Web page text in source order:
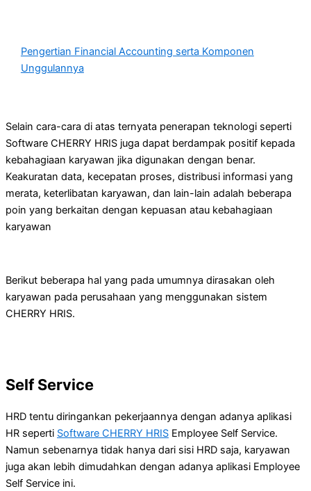
Pengertian Financial Accounting serta Komponen
Unggulannya
Selain cara-cara di atas ternyata penerapan teknologi seperti
Software CHERRY HRIS juga dapat berdampak positif kepada
kebahagiaan karyawan jika digunakan dengan benar.
Keakuratan data, kecepatan proses, distribusi informasi yang
merata, keterlibatan karyawan, dan lain-lain adalah beberapa
poin yang berkaitan dengan kepuasan atau kebahagiaan
karyawan
Berikut beberapa hal yang pada umumnya dirasakan oleh
karyawan pada perusahaan yang menggunakan sistem
CHERRY HRIS.
Self Service
HRD tentu diringankan pekerjaannya dengan adanya aplikasi
HR seperti Software CHERRY HRIS Employee Self Service.
Namun sebenarnya tidak hanya dari sisi HRD saja, karyawan
juga akan lebih dimudahkan dengan adanya aplikasi Employee
Self Service ini.